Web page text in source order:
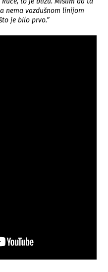
nema vazdušnom linijom
je bilo prvo.”